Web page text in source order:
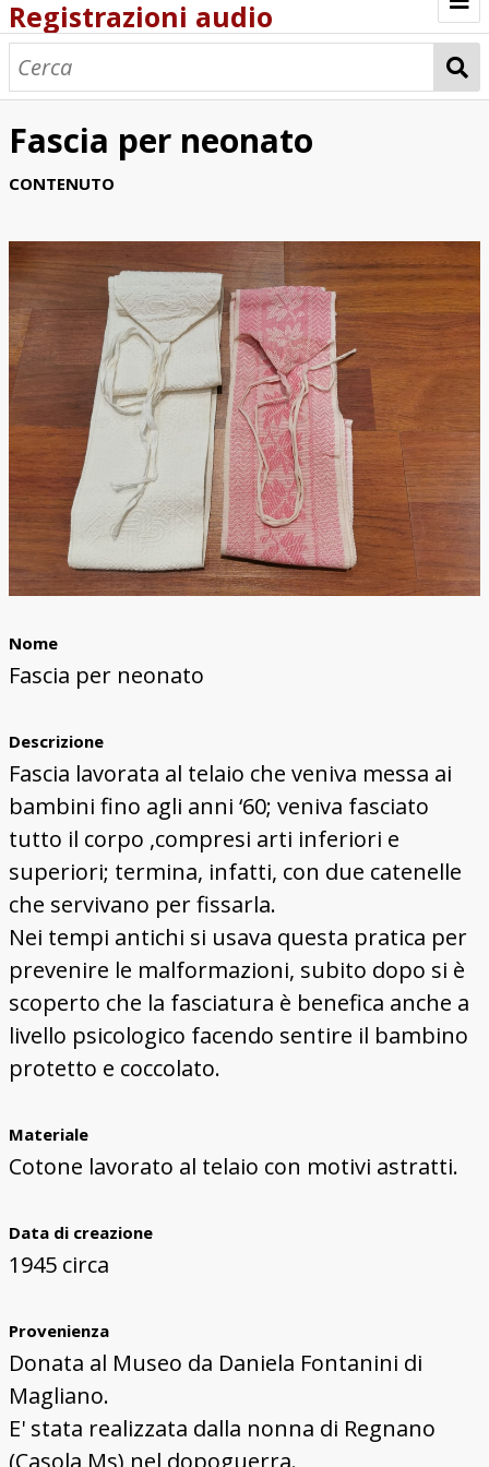
Registrazioni audio
Browse
Fascia per neonato
CONTENUTO
Nome
Fascia per neonato
Descrizione
Fascia lavorata al telaio che veniva messa ai
bambini fino agli anni ‘60; veniva fasciato
tutto il corpo ,compresi arti inferiori e
superiori; termina, infatti, con due catenelle
che servivano per fissarla.
Nei tempi antichi si usava questa pratica per
prevenire le malformazioni, subito dopo si è
scoperto che la fasciatura è benefica anche a
livello psicologico facendo sentire il bambino
protetto e coccolato.
Materiale
Cotone lavorato al telaio con motivi astratti.
Data di creazione
1945 circa
Provenienza
Donata al Museo da Daniela Fontanini di
Magliano.
E' stata realizzata dalla nonna di Regnano
(Casola Ms) nel dopoguerra.